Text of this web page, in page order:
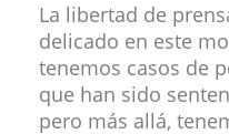
La libertad de
delicado en este
tenemos casos de
que han sido
pero más allá,